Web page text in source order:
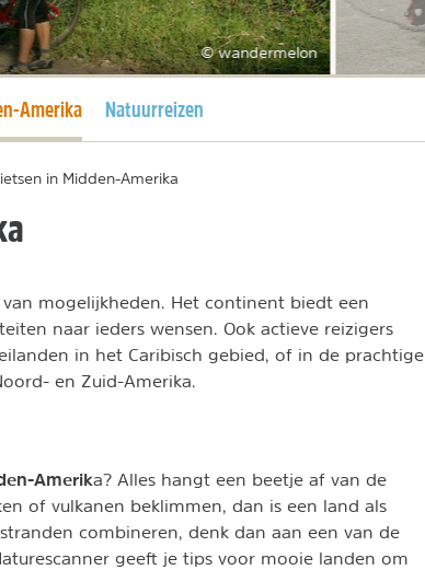
© wandermelon
Amerika Natuurreizen
in Midden-Amerika
mogelijkheden. Het continent biedt een
naar ieders wensen. Ook actieve reizigers
in het Caribisch gebied, of in de prachtige
en Zuid-Amerika.
Amerika? Alles hangt een beetje af van de
of vulkanen beklimmen, dan is een land als
combineren, denk dan aan een van de
geeft je tips voor mooie landen om